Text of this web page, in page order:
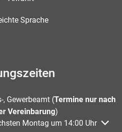
Sprache
, Gewerbeamt (Termine nur nach
Vereinbarung)
oder Schließzeiten
Montag um 14:00 Uhr